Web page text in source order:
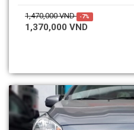
1,470,000 VND -7%
1,370,000 VND